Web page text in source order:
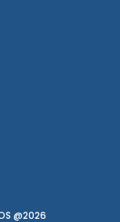
@2026